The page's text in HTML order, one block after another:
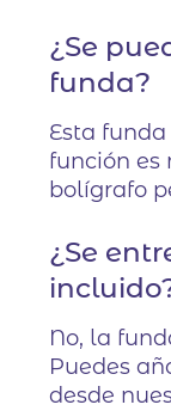
¿Se
funda?
Esta
función es
bolígrafo
¿Se
No, la
Puedes
desde